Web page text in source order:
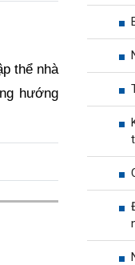
thể nhà
hướng